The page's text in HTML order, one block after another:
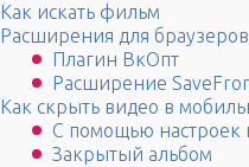
Как искать фильм
Расширения для
Плагин ВкОпт
Расширение
Как скрыть видео в
С помощью настроек
Закрытый альбом